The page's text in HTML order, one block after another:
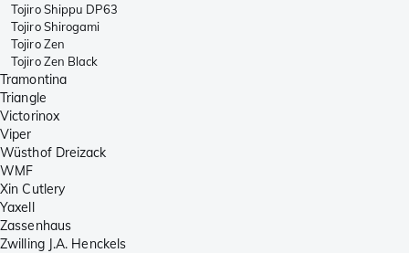
Tojiro Shippu DP63
Tojiro Shirogami
Tojiro Zen
Tojiro Zen Black
Tramontina
Triangle
Victorinox
Viper
Wüsthof Dreizack
WMF
Xin Cutlery
Yaxell
Zassenhaus
Zwilling J.A. Henckels